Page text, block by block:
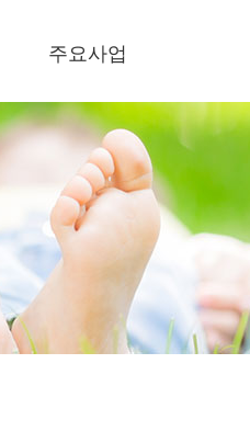
주요사업
복지기관 운영
보육기관 운영
한결장학금
잔치한마당
미세먼지저감 지원사업